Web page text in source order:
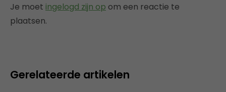
Je moet ingelogd zijn op om een reactie te
plaatsen.
Gerelateerde artikelen